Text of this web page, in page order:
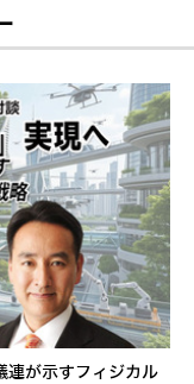
連が示すフィジカル